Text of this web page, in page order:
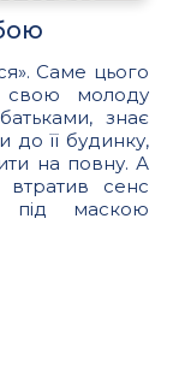
Саме цього
свою молоду
знає
до її будинку,
на повну. А
втратив сенс
під маскою